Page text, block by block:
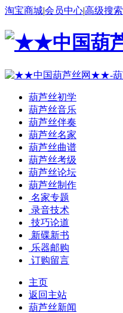
淘宝商城|会员中心|高级搜索
葫芦丝初学
葫芦丝音乐
葫芦丝伴奏
葫芦丝名家
葫芦丝曲谱
葫芦丝考级
葫芦丝论坛
葫芦丝制作
名家专题
录音技术
技巧论道
新碟新书
乐器邮购
订购留言
主页
返回主站
葫芦丝新闻